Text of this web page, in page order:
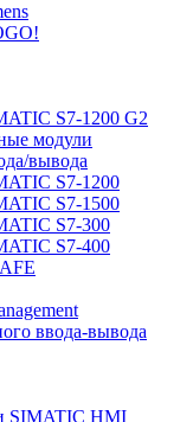
S7-1200 G2
модули
вывода
S7-1200
S7-1500
S7-300
S7-400
ввода-вывода
SIMATIC HMI